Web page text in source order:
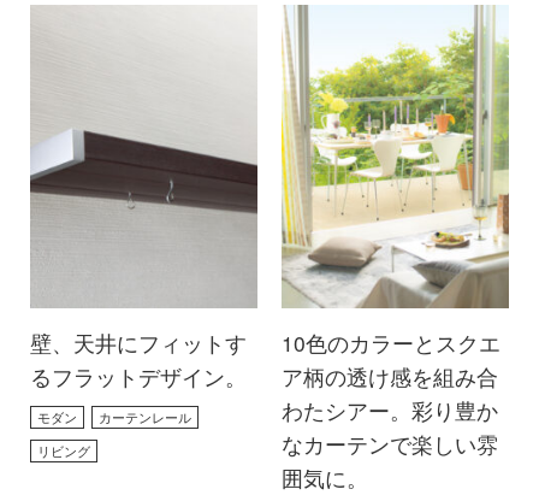
壁、天井にフィットす
るフラットデザイン。
モダン
カーテンレール
リビング
10色のカラーとスクエ
ア柄の透け感を組み合
わたシアー。彩り豊か
なカーテンで楽しい雰
囲気に。